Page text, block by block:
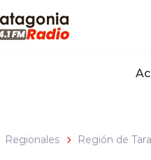
Regionales Región de